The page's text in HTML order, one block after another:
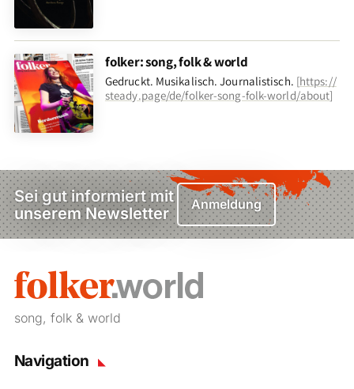
folker: song, folk & world
Gedruckt. Musikalisch. Journalistisch. [https://
steady.page/de/folker-song-folk-world/about]
Sei gut informiert mit
unserem Newsletter
Anmeldung
song, folk & world
Navigation